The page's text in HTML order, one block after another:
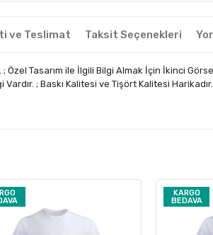
ve Teslimat Taksit Seçenekleri
Tasarım ile İlgili Bilgi Almak İçin İkinci
Vardır. ; Baskı Kalitesi ve Tişört Kalitesi
KARGO
BEDAVA